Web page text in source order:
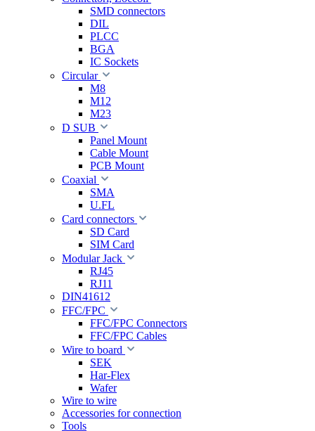
SMD connectors
DIL
PLCC
BGA
IC Sockets
Circular
M8
M12
M23
D SUB
Panel Mount
Cable Mount
PCB Mount
Coaxial
SMA
U.FL
Card connectors
SD Card
SIM Card
Modular Jack
RJ45
RJ11
DIN41612
FFC/FPC
FFC/FPC Connectors
FFC/FPC Cables
Wire to board
SEK
Har-Flex
Wafer
Wire to wire
Accessories for connection
Tools